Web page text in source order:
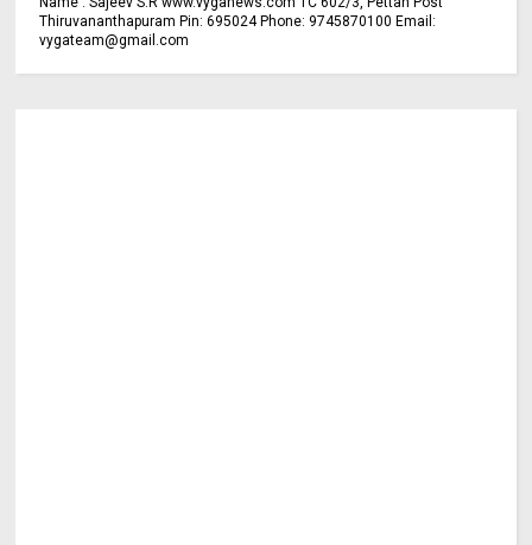
Thiruvananthapuram Pin: 695024 Phone: 9745870100 Email:
vygateam@gmail.com